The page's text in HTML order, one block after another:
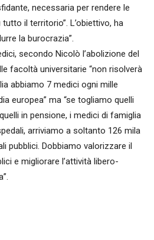
necessaria per rendere le
il territorio”. L’obiettivo, ha
la burocrazia”.
secondo Nicolò l’abolizione del
facoltà universitarie “non risolverà
abbiamo 7 medici ogni mille
europea” ma “se togliamo quelli
in pensione, i medici di famiglia
arriviamo a soltanto 126 mila
pubblici. Dobbiamo valorizzare il
e migliorare l’attività libero-